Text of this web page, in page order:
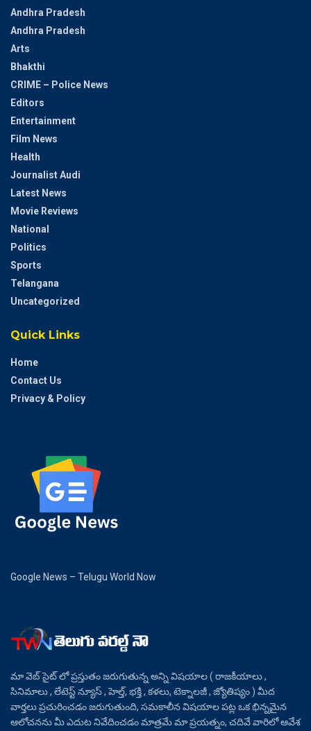
Andhra Pradesh
Andhra Pradesh
Arts
Bhakthi
CRIME – Police News
Editors
Entertainment
Film News
Health
Journalist Audi
Latest News
Movie Reviews
National
Politics
Sports
Telangana
Uncategorized
Quick Links
Home
Contact Us
Privacy & Policy
Google News – Telugu World Now
మా వెబ్ సైట్ లో ప్రస్తుతం జరుగుతున్న అన్ని విషయాల ( రాజకీయాలు ,
సినిమాలు , లేటెస్ట్ న్యూస్ , హెల్త్, భక్తి , కళలు, టెక్నాలజీ , జ్యోతిష్యం ) మీద
వార్తలు ప్రచురించడం జరుగుతుంది, సమకాలీన విషయాల పట్ల ఒక భిన్నమైన
ఆలోచనను మీ ఎదుట నివేదించడం మాత్రమే మా ప్రయత్నం, చదివే వారిలో ఆవేశ